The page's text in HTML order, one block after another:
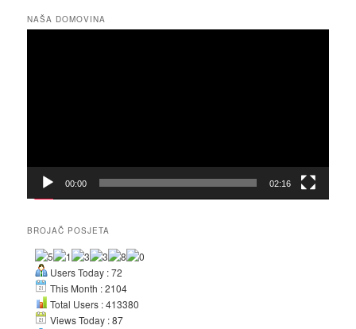
NAŠA DOMOVINA
00:00 02:16
BROJAČ POSJETA
Users Today : 72
This Month : 2104
Total Users : 413380
Views Today : 87